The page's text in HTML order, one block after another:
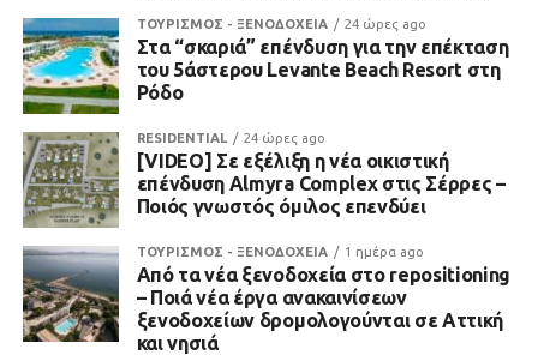
ΤΟΥΡΙΣΜΟΣ - ΞΕΝΟΔΟΧΕΙΑ 24 ώρες ago
Στα “σκαριά” επένδυση για την επέκταση
του 5άστερου Levante Beach Resort στη
Ρόδο
RESIDENTIAL 24 ώρες ago
[VIDEO] Σε εξέλιξη η νέα οικιστική
επένδυση Almyra Complex στις Σέρρες –
Ποιός γνωστός όμιλος επενδύει
ΤΟΥΡΙΣΜΟΣ - ΞΕΝΟΔΟΧΕΙΑ 1 ημέρα ago
Από τα νέα ξενοδοχεία στο repositioning
– Ποιά νέα έργα ανακαινίσεων
ξενοδοχείων δρομολογούνται σε Αττική
και νησιά